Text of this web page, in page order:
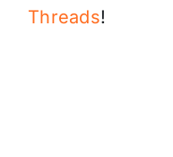
Threads!